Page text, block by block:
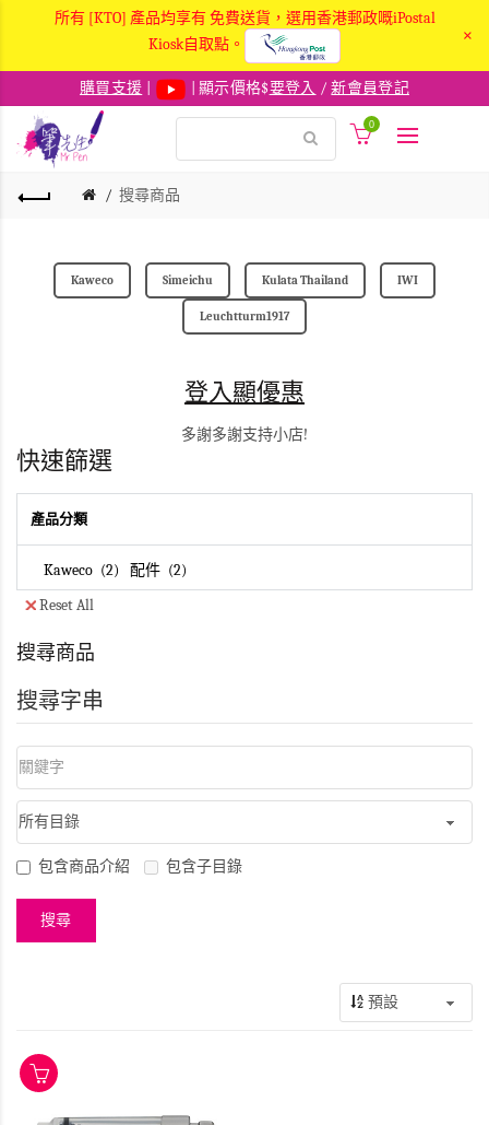
所有 [KTO] 產品均享有 免費送貨，選用香港郵政嘅iPostal
Kiosk自取點。
×
購買支援 | 顯示價格$要登入 /新會員登記
0
搜尋商品
Kaweco Simeichu Kulata Thailand IWI
Leuchtturm1917
登入顯優惠
多謝多謝支持小店!
快速篩選
產品分類
Kaweco 2 配件
2
Reset All
搜尋商品
搜尋字串
包含商品介紹 包含子目錄